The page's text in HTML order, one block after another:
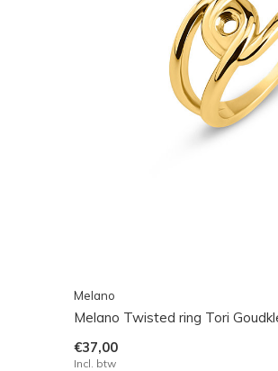
Melano
Melano Twisted ring Tori
€37,00
Incl. btw